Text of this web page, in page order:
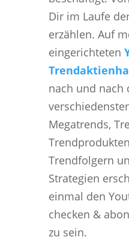
Dir im Laufe
erzählen. Auf
eingerichteten
nach und nach
Megatrends,
Trendfolgern
Strategien
einmal den
checken &
zu sein.